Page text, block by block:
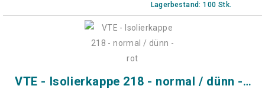
Lagerbestand: 100 Stk.
VTE - Isolierkappe 218 - normal / dünn - rot